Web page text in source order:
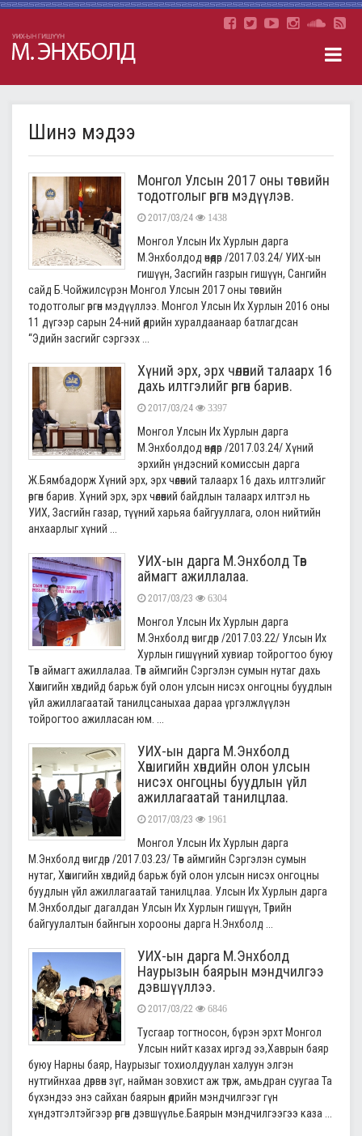
Шинэ мэдээ
Монгол Улсын 2017 оны төсвийн
тодотголыг өргөн мэдүүлэв.
2017/03/24 1438
Монгол Улсын Их Хурлын дарга
М.Энхболдод өнөөдөр /2017.03.24/ УИХ-ын
гишүүн, Засгийн газрын гишүүн, Сангийн
сайд Б.Чойжилсүрэн Монгол Улсын 2017 оны төсвийн
тодотголыг өргөн мэдүүллээ. Монгол Улсын Их Хурлын 2016 оны
11 дүгээр сарын 24-ний өдрийн хуралдаанаар батлагдсан
“Эдийн засгийг сэргээх ...
Хүний эрх, эрх чөлөөний талаарх 16
дахь илтгэлийг өргөн барив.
2017/03/24 3397
Монгол Улсын Их Хурлын дарга
М.Энхболдод өнөөдөр /2017.03.24/ Хүний
эрхийн үндэсний комиссын дарга
Ж.Бямбадорж Хүний эрх, эрх чөлөөний талаарх 16 дахь илтгэлийг
өргөн барив. Хүний эрх, эрх чөлөөний байдлын талаарх илтгэл нь
УИХ, Засгийн газар, түүний харьяа байгууллага, олон нийтийн
анхаарлыг хүний ...
УИХ-ын дарга М.Энхболд Төв
аймагт ажиллалаа.
2017/03/23 6304
Монгол Улсын Их Хурлын дарга
М.Энхболд өчигдөр /2017.03.22/ Улсын Их
Хурлын гишүүний хувиар тойрогтоо буюу
Төв аймагт ажиллалаа. Төв аймгийн Сэргэлэн сумын нутаг дахь
Хөшигийн хөндийд барьж буй олон улсын нисэх онгоцны буудлын
үйл ажиллагаатай танилцсаныхаа дараа үргэлжлүүлэн
тойрогтоо ажилласан юм. ...
УИХ-ын дарга М.Энхболд
Хөшигийн хөндийн олон улсын
нисэх онгоцны буудлын үйл
ажиллагаатай танилцлаа.
2017/03/23 1961
Монгол Улсын Их Хурлын дарга
М.Энхболд өчигдөр /2017.03.23/ Төв аймгийн Сэргэлэн сумын
нутаг, Хөшигийн хөндийд барьж буй олон улсын нисэх онгоцны
буудлын үйл ажиллагаатай танилцлаа. Улсын Их Хурлын дарга
М.Энхболдыг дагалдан Улсын Их Хурлын гишүүн, Төрийн
байгуулалтын байнгын хорооны дарга Н.Энхболд ...
УИХ-ын дарга М.Энхболд
Наурызын баярын мэндчилгээ
дэвшүүллээ.
2017/03/22 6846
Тусгаар тогтносон, бүрэн эрхт Монгол
Улсын нийт казах иргэд ээ,Хаврын баяр
буюу Нарны баяр, Наурызыг тохиолдуулан халуун элгэн
нутгийнхаа дөрвөн зүг, найман зовхист аж төрж, амьдран суугаа Та
бүхэндээ энэ сайхан баярын өдрийн мэндчилгээг гүн
хүндэтгэлтэйгээр өргөн дэвшүүлье.Баярын мэндчилгээгээ каза ...